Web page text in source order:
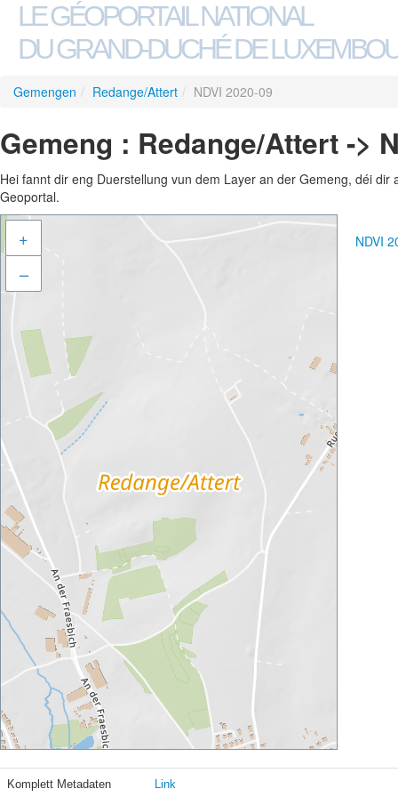
LE GÉOPORTAIL NATIONAL
DU GRAND-DUCHÉ DE
Gemengen / Redange/Attert / NDVI 2020-09
Gemeng : Redange/Attert ->
Hei fannt dir eng Duerstellung vun dem Layer an der Gemeng, déi
Geoportal.
+
–
NDVI
Komplett Metadaten Link